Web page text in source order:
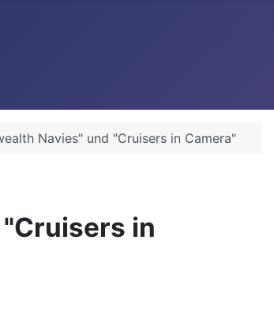
Navies" und "Cruisers in Camera"
in